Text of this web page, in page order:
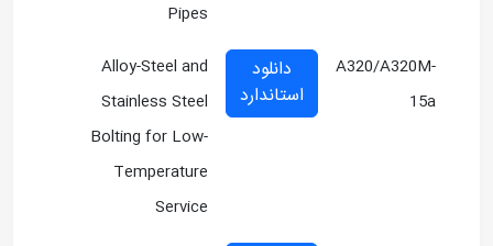
Pipes
A320/A320M-
15a
دانلود
استاندارد
Alloy-Steel and
Stainless Steel
Bolting for Low-
Temperature
Service